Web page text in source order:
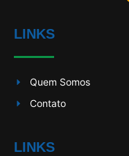
LINKS
Quem Somos
Contato
LINKS